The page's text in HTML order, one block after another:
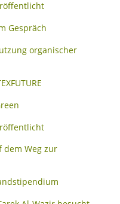
Gespräch
organischer
dem Weg zur